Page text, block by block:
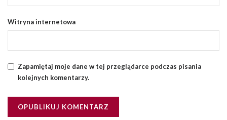
Witryna internetowa
Zapamiętaj moje dane w tej przeglądarce podczas pisania
kolejnych komentarzy.